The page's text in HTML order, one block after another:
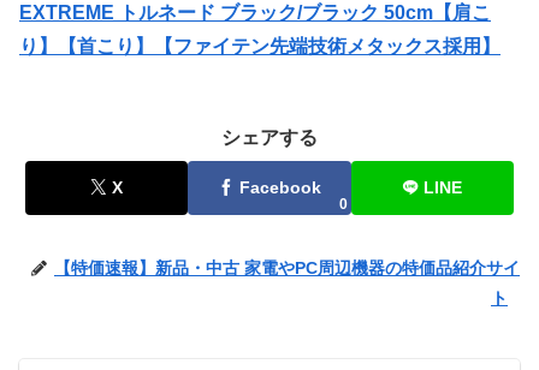
EXTREME トルネード ブラック/ブラック 50cm【肩こ
り】【首こり】【ファイテン先端技術メタックス採用】
シェアする
X Facebook
0
LINE
【特価速報】新品・中古 家電やPC周辺機器の特価品紹介サイ
ト